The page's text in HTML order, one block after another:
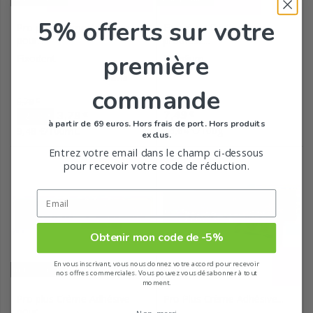
Pro plus Crème Adhésive
pour...
9,48 €/100mL
Fix crème fixative pour
prothèse...
Elgydium
Prix
16,64 €/100g
Indisponible Indisponible
5% offerts sur votre
première
commande
à partir de 69 euros. Hors frais de port. Hors produits
exclus.
Entrez votre email dans le champ ci-dessous
pour recevoir votre code de réduction.
Obtenir mon code de -5%
En vous inscrivant, vous nous donnez votre accord pour recevoir
nos offres commerciales. Vous pouvez vous désabonner à tout
moment.